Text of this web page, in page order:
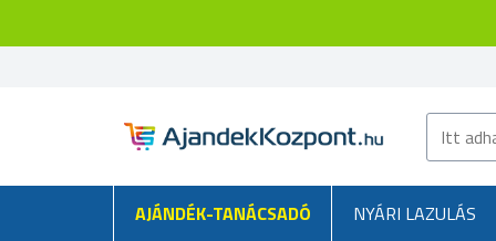
AJÁNDÉK-TANÁCSADÓ NYÁRI LAZULÁS